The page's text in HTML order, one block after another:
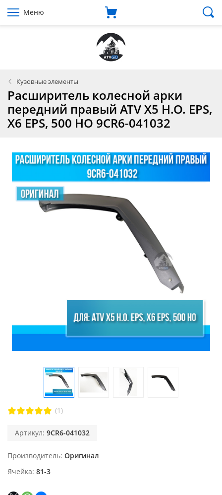
Меню
Кузовные элементы
Расширитель колесной арки
передний правый ATV X5 H.O. EPS,
X6 EPS, 500 HO 9CR6-041032
(1)
Артикул: 9CR6-041032
Производитель Оригинал
Ячейка 81-3